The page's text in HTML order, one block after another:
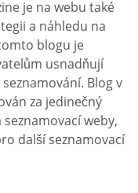
je na webu také
a náhledu na
blogu je
usnadňují
Blog v
za jedinečný
weby,
další seznamovací